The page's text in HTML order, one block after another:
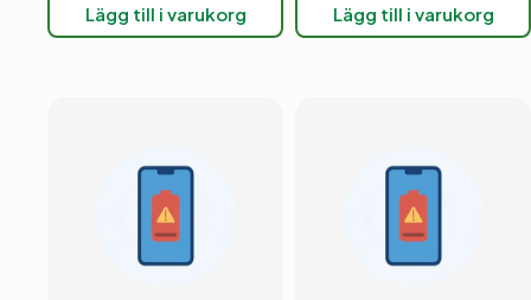
Lägg till i varukorg Lägg till i varukorg